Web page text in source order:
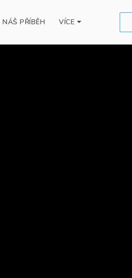
NÁŠ PŘÍBĚH VÍCE